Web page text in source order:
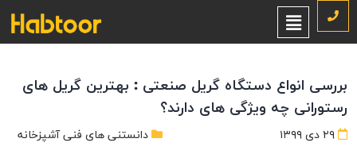
بررسی انواع دستگاه گریل صنعتی : بهترین گریل های
رستورانی چه ویژگی های دارند؟
۲۹ دی ۱۳۹۹ دانستنی های فنی آشپزخانه